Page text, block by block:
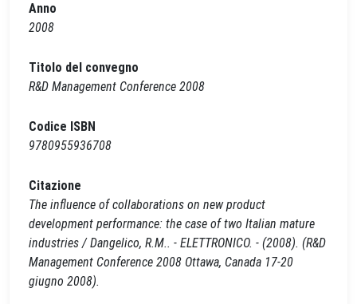
Anno
2008
Titolo del convegno
R&D Management Conference 2008
Codice ISBN
9780955936708
Citazione
The influence of collaborations on new product
development performance: the case of two Italian mature
industries / Dangelico, R.M.. - ELETTRONICO. - (2008). (R&D
Management Conference 2008 Ottawa, Canada 17-20
giugno 2008).